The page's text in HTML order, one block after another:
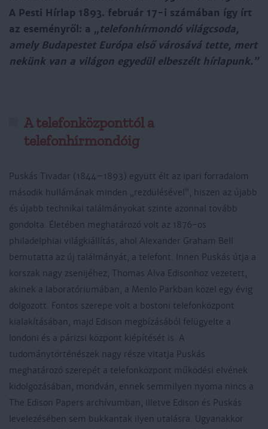
A Pesti Hírlap 1893. február 17-i számában így írt
az eseményről: a „telefonhírmondó világcsoda,
amely Budapestet Európa első városává tette, mert
nekünk van a világon egyedül elbeszélt hírlapunk.”
A telefonközponttól a
telefonhírmondóig
Puskás Tivadar (1844–1893) együtt élt az ipari forradalom
második hullámának minden „rezdülésével”, hiszen az újabb
és újabb technikai találmányokat szinte azonnal tovább
gondolta. Életében meghatározó volt az 1876-os
philadelphiai világkiállítás, ahol Alexander Graham Bell
bemutatta az új találmányát, a telefont. Innen Puskás útja a
korszak nagy zsenijéhez, Thomas Alva Edisonhoz vezetett,
akinek a laboratóriumában, a Menlo Parkban közel egy évig
dolgozott. Fontos szerepe volt a bostoni telefonközpont
kialakításában, majd Edison megbízásából felügyelte a
londoni és a párizsi központ kiépítését is. A
tudománytörténészek nagy része vitatja Puskás
meghatározó szerepét a telefonközpont működési elvének
kidolgozásában, mondván, ennek semmilyen nyoma nincs a
The Edison Papers archívumban, illetve Edison és Puskás
levelezésében sem bukkantak ilyen utalásra. Ugyanakkor